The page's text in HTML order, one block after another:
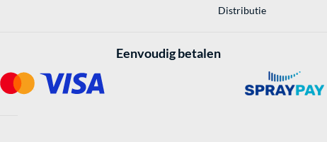
Distributie
Eenvoudig betalen